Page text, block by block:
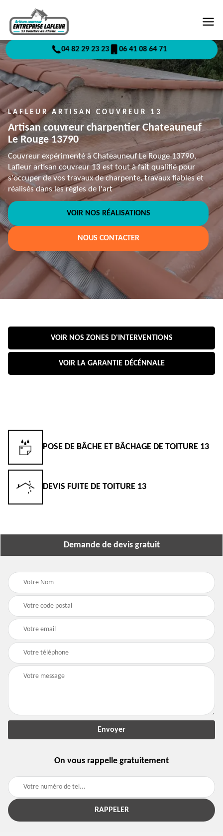
04 82 29 23 23 06 41 08 64 71
LAFLEUR ARTISAN COUVREUR 13
Artisan couvreur charpentier Chateauneuf
Le Rouge 13790
Couvreur expérimenté à Chateauneuf Le Rouge 13790,
Lafleur artisan couvreur 13 est tout à fait qualifié pour
s'occuper de vos travaux de charpente, travaux fiables et
réalisés dans les règles de l'art
VOIR NOS RÉALISATIONS
NOUS CONTACTER
VOIR NOS ZONES D'INTERVENTIONS
VOIR LA GARANTIE DÉCÉNNALE
POSE DE BÂCHE ET BÂCHAGE DE TOITURE 13
DEVIS FUITE DE TOITURE 13
Demande de devis gratuit
On vous rappelle gratuitement